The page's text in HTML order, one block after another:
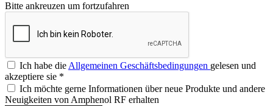
Bitte ankreuzen um fortzufahren
Ich habe die Allgemeinen Geschäftsbedingungen gelesen und
akzeptiere sie *
Ich möchte gerne Informationen über neue Produkte und andere
Neuigkeiten von Amphenol RF erhalten